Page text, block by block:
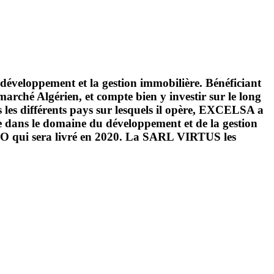
et la gestion immobilière. Bénéficiant
Algérien, et compte bien y investir sur le long
différents pays sur lesquels il opère, EXCELSA a
le domaine du développement et de la gestion
qui sera livré en 2020. La SARL VIRTUS les